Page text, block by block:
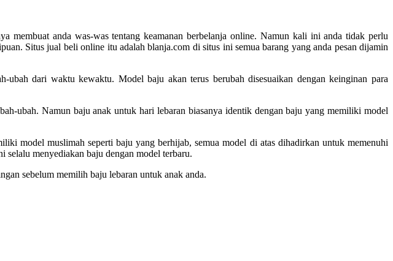
anda was-was tentang keamanan berbelanja online. Namun kali ini anda tidak perlu
Situs jual beli online itu adalah blanja.com di situs ini semua barang yang anda pesan dijamin
dari waktu kewaktu. Model baju akan terus berubah disesuaikan dengan keinginan para
ubah. Namun baju anak untuk hari lebaran biasanya identik dengan baju yang memiliki model
model muslimah seperti baju yang berhijab, semua model di atas dihadirkan untuk memenuhi
selalu menyediakan baju dengan model terbaru.
sebelum memilih baju lebaran untuk anak anda.